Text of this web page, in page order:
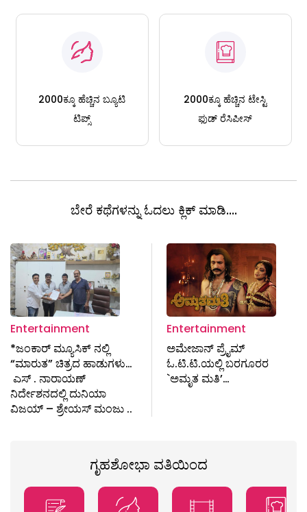
2000ಕ್ಕೂ ಹೆಚ್ಚಿನ ಬ್ಯೂಟಿ
ಟಿಪ್ಸ್
2000ಕ್ಕೂ ಹೆಚ್ಚಿನ ಟೇಸ್ಟಿ
ಫುಡ್ ರೆಸಿಪೀಸ್
ಬೇರೆ ಕಥೆಗಳನ್ನು ಓದಲು ಕ್ಲಿಕ್ ಮಾಡಿ....
Entertainment
*ಜಂಕಾರ್ ಮ್ಯೂಸಿಕ್ ನಲ್ಲಿ
“ಮಾರುತ” ಚಿತ್ರದ ಹಾಡುಗಳು…
ಎಸ್ . ನಾರಾಯಣ್
ನಿರ್ದೇಶನದಲ್ಲಿ‌ ದುನಿಯಾ
ವಿಜಯ್ – ಶ್ರೇಯಸ್ ಮಂಜು ..
Entertainment
ಅಮೇಜಾನ್ ಪ್ರೈಮ್
ಓ.ಟಿ.ಟಿ.ಯಲ್ಲಿ ಬರಗೂರರ
`ಅಮೃತ ಮತಿ’…
ಗೃಹಶೋಭಾ ವತಿಯಿಂದ